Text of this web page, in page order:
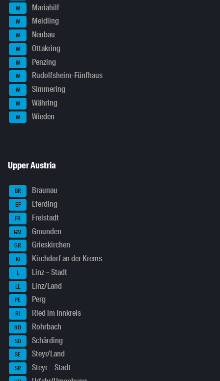
W Mariahilf
W Meidling
W Neubau
W Ottakring
W Penzing
W Rudolfsheim-Fünfhaus
W Simmering
W Währing
W Wieden
Upper Austria
BR Braunau
EF Eferding
FR Freistadt
GM Gmunden
GR Grieskirchen
KI Kirchdorf an der Krems
L Linz – Stadt
LL Linz/Land
PE Perg
RI Ried im Innkreis
RO Rohrbach
SD Schärding
SE Steyr/Land
SR Steyr – Stadt